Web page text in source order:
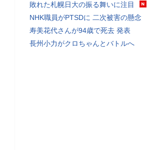
敗れた札幌日大の振る舞いに注目
NHK職員がPTSDに 二次被害の懸念
寿美花代さんが94歳で死去 発表
長州小力がクロちゃんとバトルへ